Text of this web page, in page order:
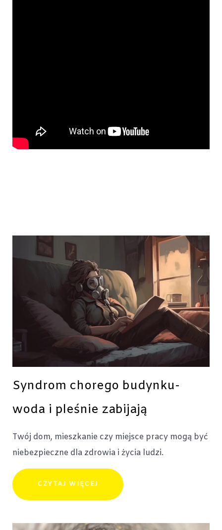
Syndrom chorego budynku-
woda i pleśnie zabijają
Twój dom, mieszkanie czy miejsce pracy mogą być
niebezpieczne dla zdrowia i życia ludzi.
CZYTAJ WIĘCEJ